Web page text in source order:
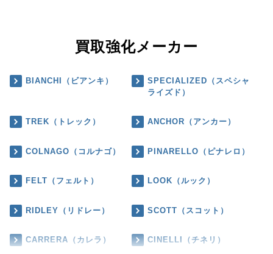
買取強化メーカー
BIANCHI（ビアンキ）
SPECIALIZED（スペシャ
ライズド）
TREK（トレック） ANCHOR（アンカー）
COLNAGO（コルナゴ） PINARELLO（ピナレロ）
FELT（フェルト） LOOK（ルック）
RIDLEY（リドレー） SCOTT（スコット）
CARRERA（カレラ） CINELLI（チネリ）